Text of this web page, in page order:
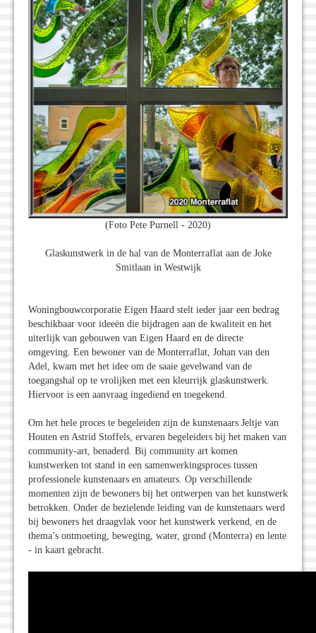
(Foto Pete Purnell - 2020)
Glaskunstwerk in de hal van de Monterraflat aan de Joke
Smitlaan in Westwijk
Woningbouwcorporatie Eigen Haard stelt ieder jaar een bedrag
beschikbaar voor ideeën die bijdragen aan de kwaliteit en het
uiterlijk van gebouwen van Eigen Haard en de directe
omgeving. Een bewoner van de Monterraflat, Johan van den
Adel, kwam met het idee om de saaie gevelwand van de
toegangshal op te vrolijken met een kleurrijk glaskunstwerk.
Hiervoor is een aanvraag ingediend en toegekend.
Om het hele proces te begeleiden zijn de kunstenaars Jeltje van
Houten en Astrid Stoffels, ervaren begeleiders bij het maken van
community-art, benaderd. Bij community art komen
kunstwerken tot stand in een samenwerkingsproces tussen
professionele kunstenaars en amateurs. Op verschillende
momenten zijn de bewoners bij het ontwerpen van het kunstwerk
betrokken. Onder de bezielende leiding van de kunstenaars werd
bij bewoners het draagvlak voor het kunstwerk verkend, en de
thema’s ontmoeting, beweging, water, grond (Monterra) en lente
- in kaart gebracht.